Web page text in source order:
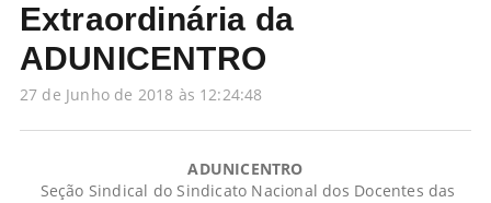
Extraordinária da
ADUNICENTRO
27 de Junho de 2018 às 12:24:48
ADUNICENTRO
Seção Sindical do Sindicato Nacional dos Docentes das